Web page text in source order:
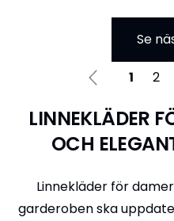
Se
1 2
LINNEKLÄDER
OCH
Linnekläder för
garderoben ska